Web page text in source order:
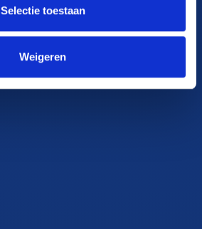
Selectie toestaan
Weigeren